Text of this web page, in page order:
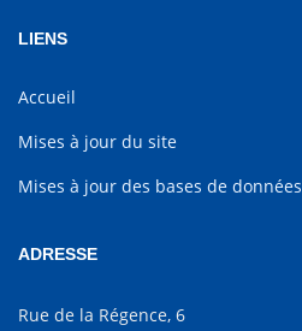
LIENS
Accueil
Mises à jour du site
Mises à jour des bases de données
ADRESSE
Rue de la Régence, 6